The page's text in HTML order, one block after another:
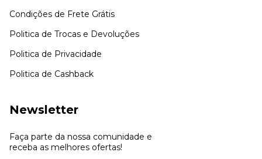
Condições de Frete Grátis
Politica de Trocas e Devoluções
Politica de Privacidade
Politica de Cashback
Newsletter
Faça parte da nossa comunidade e
receba as melhores ofertas!